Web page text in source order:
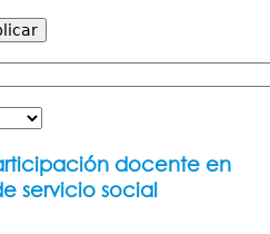
docente en
servicio social